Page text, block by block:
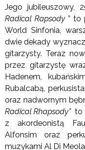
Jego jubileuszowy,
Radical Rapsody ” to
World Sinfonia,
dwie dekady
gitarzysty. Teraz
przez gitarzystę
Hadenem,
Rubalcabą,
oraz nadwornym
Radical Rhapsody” to
z akordeonistą
Alfonsim oraz
muzykami Al Di